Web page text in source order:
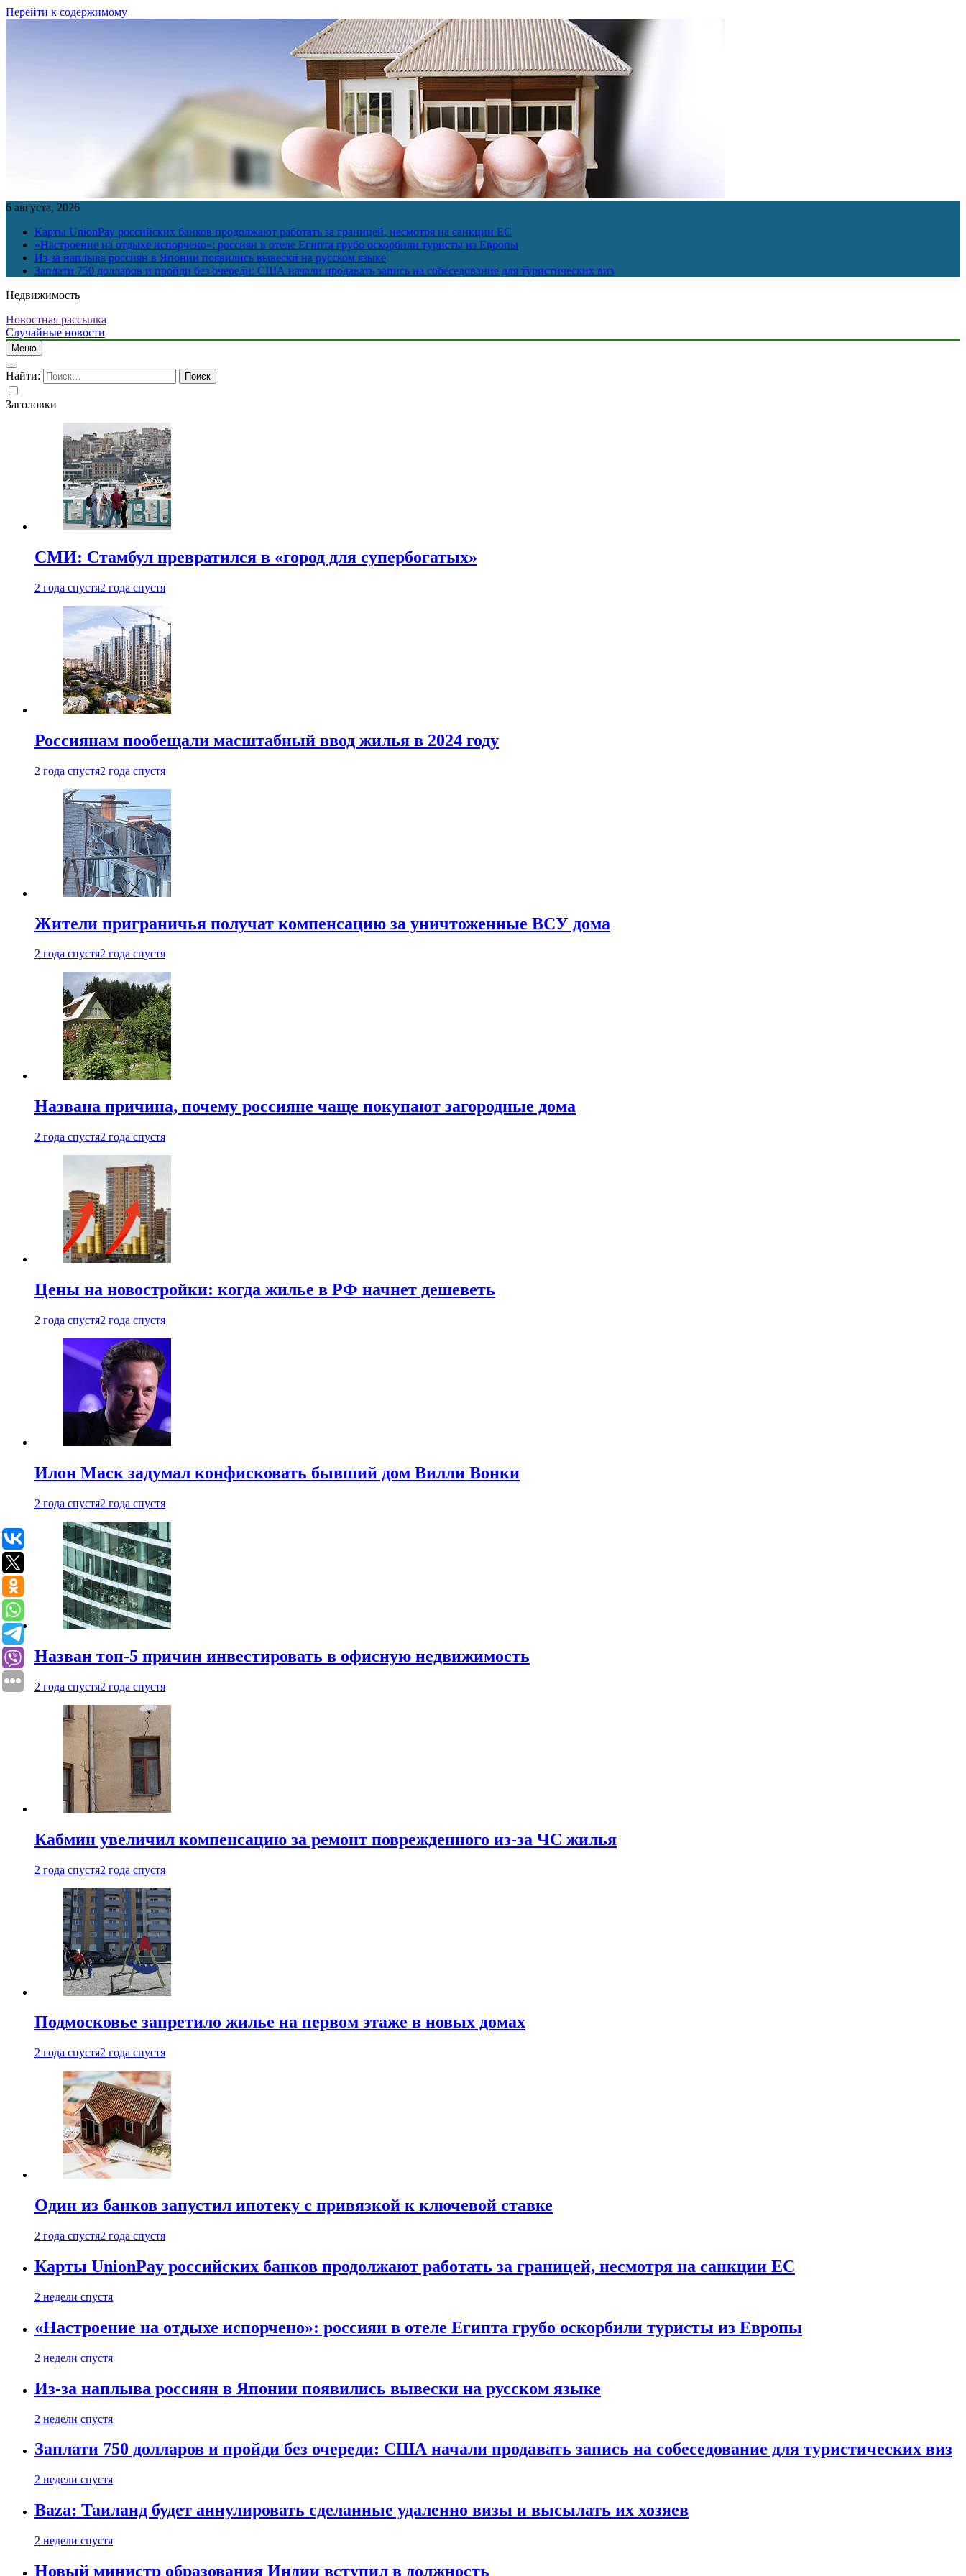
Перейти к содержимому
6 августа, 2026
Карты UnionPay российских банков продолжают работать за границей, несмотря на санкции ЕС
«Настроение на отдыхе испорчено»: россиян в отеле Египта грубо оскорбили туристы из Европы
Из-за наплыва россиян в Японии появились вывески на русском языке
Заплати 750 долларов и пройди без очереди: США начали продавать запись на собеседование для туристических виз
Недвижимость
Новостная рассылка
Случайные новости
Меню
Найти:
Заголовки
СМИ: Стамбул превратился в «город для супербогатых»
2 года спустя2 года спустя
Россиянам пообещали масштабный ввод жилья в 2024 году
2 года спустя2 года спустя
Жители приграничья получат компенсацию за уничтоженные ВСУ дома
2 года спустя2 года спустя
Названа причина, почему россияне чаще покупают загородные дома
2 года спустя2 года спустя
Цены на новостройки: когда жилье в РФ начнет дешеветь
2 года спустя2 года спустя
Илон Маск задумал конфисковать бывший дом Вилли Вонки
2 года спустя2 года спустя
Назван топ-5 причин инвестировать в офисную недвижимость
2 года спустя2 года спустя
Кабмин увеличил компенсацию за ремонт поврежденного из-за ЧС жилья
2 года спустя2 года спустя
Подмосковье запретило жилье на первом этаже в новых домах
2 года спустя2 года спустя
Один из банков запустил ипотеку с привязкой к ключевой ставке
2 года спустя2 года спустя
Карты UnionPay российских банков продолжают работать за границей, несмотря на санкции ЕС
2 недели спустя
«Настроение на отдыхе испорчено»: россиян в отеле Египта грубо оскорбили туристы из Европы
2 недели спустя
Из-за наплыва россиян в Японии появились вывески на русском языке
2 недели спустя
Заплати 750 долларов и пройди без очереди: США начали продавать запись на собеседование для туристических виз
2 недели спустя
Baza: Таиланд будет аннулировать сделанные удаленно визы и высылать их хозяев
2 недели спустя
Новый министр образования Индии вступил в должность